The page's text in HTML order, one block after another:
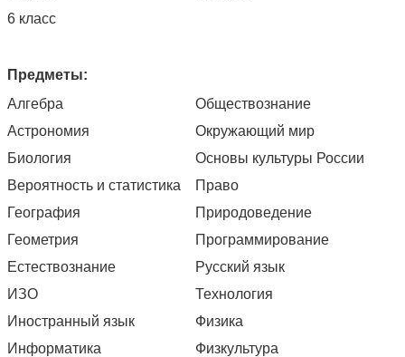
6 класс
Предметы:
Алгебра
Астрономия
Биология
Вероятность и статистика
География
Геометрия
Естествознание
ИЗО
Иностранный язык
Информатика
Обществознание
Окружающий мир
Основы культуры России
Право
Природоведение
Программирование
Русский язык
Технология
Физика
Физкультура